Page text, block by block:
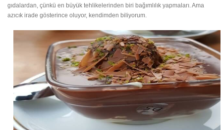
gıdalardan, çünkü en büyük tehlikelerinden biri bağımlılık yapmaları. Ama
azıcık irade gösterince oluyor, kendimden biliyorum.